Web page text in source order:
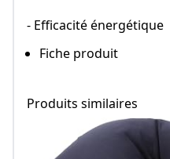
- Efficacité énergétique
Fiche produit
Produits similaires